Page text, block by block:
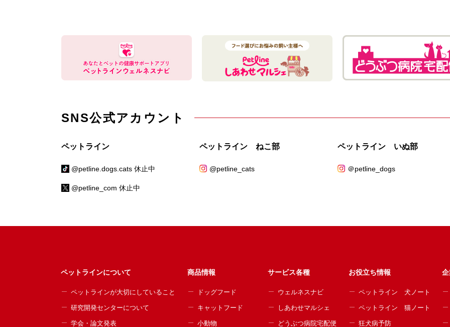
SNS公式アカウント
ペットライン
@petline.dogs.cats 休止中
@petline_com 休止中
ペットライン ねこ部
@petline_cats
ペットライン いぬ部
＠petline_dogs
ペットラインについて
ペットラインが大切にしていること
研究開発センターについて
学会・論文発表
商品情報
ドッグフード
キャットフード
小動物
サービス各種
ウェルネスナビ
しあわせマルシェ
どうぶつ病院宅配便
お役立ち情報
ペットライン 犬ノート
ペットライン 猫ノート
狂犬病予防